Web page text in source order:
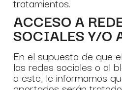
ACCESO A
SOCIALES Y/O
En el supuesto de que
las redes sociales o al
a este, le informamos